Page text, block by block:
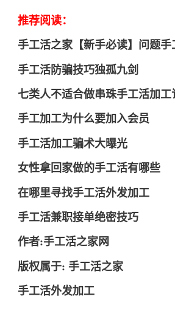
推荐阅读：
手工活之家【新手必读】问题手
手工活防骗技巧独孤九剑
七类人不适合做串珠手工活加工
手工加工为什么要加入会员
手工活加工骗术大曝光
女性拿回家做的手工活有哪些
在哪里寻找手工活外发加工
手工活兼职接单绝密技巧
作者:手工活之家网
版权属于: 手工活之家
手工活外发加工